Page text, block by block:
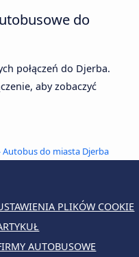
do
połączeń do Djerba.
aby zobaczyć
Autobus do miasta Djerba
PLIKÓW COOKIE
AUTOBUSOWE